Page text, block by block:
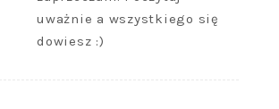
uważnie a wszystkiego się
dowiesz :)